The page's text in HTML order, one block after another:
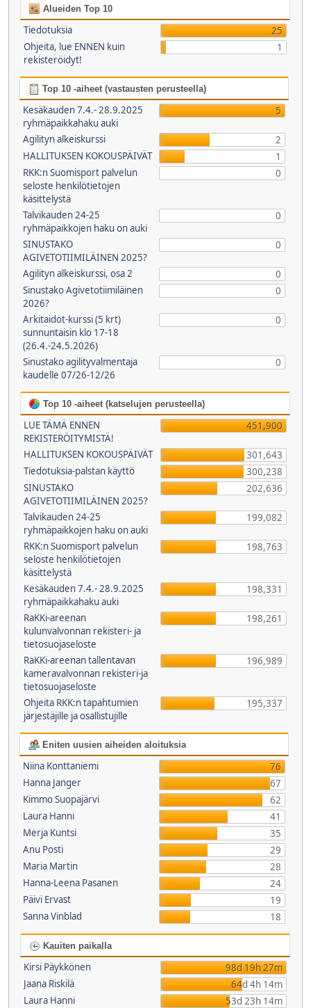
Alueiden Top 10
Tiedotuksia
25
Ohjeita, lue ENNEN kuin
rekisteröidyt!
1
Top 10 -aiheet (vastausten perusteella)
Kesäkauden 7.4.- 28.9.2025
ryhmäpaikkahaku auki
5
Agilityn alkeiskurssi
2
HALLITUKSEN KOKOUSPÄIVÄT
1
RKK:n Suomisport palvelun
seloste henkilötietojen
käsittelystä
0
Talvikauden 24-25
ryhmäpaikkojen haku on auki
0
SINUSTAKO
AGIVETOTIIMILÄINEN 2025?
0
Agilityn alkeiskurssi, osa 2
0
Sinustako Agivetotiimiläinen
2026?
0
Arkitaidot-kurssi (5 krt)
sunnuntaisin klo 17-18
(26.4.-24.5.2026)
0
Sinustako agilityvalmentaja
kaudelle 07/26-12/26
0
Top 10 -aiheet (katselujen perusteella)
LUE TÄMÄ ENNEN
REKISTERÖITYMISTÄ!
451,900
HALLITUKSEN KOKOUSPÄIVÄT
301,643
Tiedotuksia-palstan käyttö
300,238
SINUSTAKO
AGIVETOTIIMILÄINEN 2025?
202,636
Talvikauden 24-25
ryhmäpaikkojen haku on auki
199,082
RKK:n Suomisport palvelun
seloste henkilötietojen
käsittelystä
198,763
Kesäkauden 7.4.- 28.9.2025
ryhmäpaikkahaku auki
198,331
RaKKi-areenan
kulunvalvonnan rekisteri- ja
tietosuojaseloste
198,261
RaKKi-areenan tallentavan
kameravalvonnan rekisteri-ja
tietosuojaseloste
196,989
Ohjeita RKK:n tapahtumien
järjestäjille ja osallistujille
195,337
Eniten uusien aiheiden aloituksia
Niina Konttaniemi
76
Hanna Janger
67
Kimmo Suopajärvi
62
Laura Hanni
41
Merja Kuntsi
35
Anu Posti
29
Maria Martin
28
Hanna-Leena Pasanen
24
Päivi Ervast
19
Sanna Vinblad
18
Kauiten paikalla
Kirsi Päykkönen
98d 19h 27m
Jaana Riskilä
64d 4h 14m
Laura Hanni
53d 23h 14m